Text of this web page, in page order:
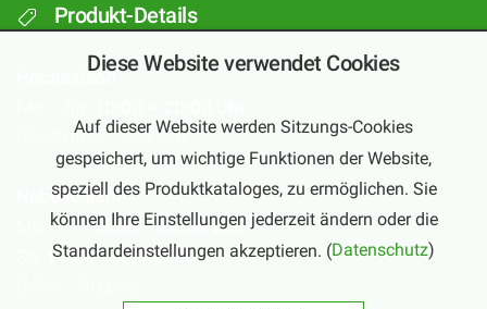
Produkt-Details
Hochsaison
(September – Februar)
Nebensaison
Mo – Fr:16:00 – 20:00 Uhr
10:00 – 20:00 Uhr
Diese Website verwendet Cookies
Auf dieser Website werden Sitzungs-Cookies
gespeichert, um wichtige Funktionen der Website,
speziell des Produktkataloges, zu ermöglichen. Sie
können Ihre Einstellungen jederzeit ändern oder die
Standardeinstellungen akzeptieren. (Datenschutz)